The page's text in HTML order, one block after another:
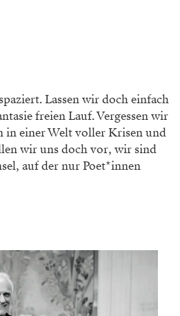
Lassen wir doch einfach
freien Lauf. Vergessen wir
in einer Welt voller Krisen und
wir uns doch vor, wir sind
auf der nur Poet*innen